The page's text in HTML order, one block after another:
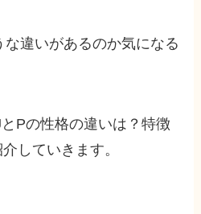
違いがあるのか気になる
Pの性格の違いは？特徴
していきます。